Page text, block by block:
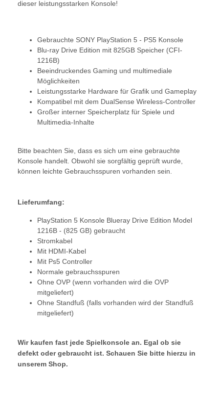
dieser leistungsstarken Konsole!
Gebrauchte SONY PlayStation 5 - PS5 Konsole
Blu-ray Drive Edition mit 825GB Speicher (CFI-
1216B)
Beeindruckendes Gaming und multimediale
Möglichkeiten
Leistungsstarke Hardware für Grafik und Gameplay
Kompatibel mit dem DualSense Wireless-Controller
Großer interner Speicherplatz für Spiele und
Multimedia-Inhalte
Bitte beachten Sie, dass es sich um eine gebrauchte
Konsole handelt. Obwohl sie sorgfältig geprüft wurde,
können leichte Gebrauchsspuren vorhanden sein.
Lieferumfang:
PlayStation 5 Konsole Blueray Drive Edition Model
1216B - (825 GB) gebraucht
Stromkabel
Mit HDMI-Kabel
Mit Ps5 Controller
Normale gebrauchsspuren
Ohne OVP (wenn vorhanden wird die OVP
mitgeliefert)
Ohne Standfuß (falls vorhanden wird der Standfuß
mitgeliefert)
Wir kaufen fast jede Spielkonsole an. Egal ob sie
defekt oder gebraucht ist. Schauen Sie bitte hierzu in
unserem Shop.